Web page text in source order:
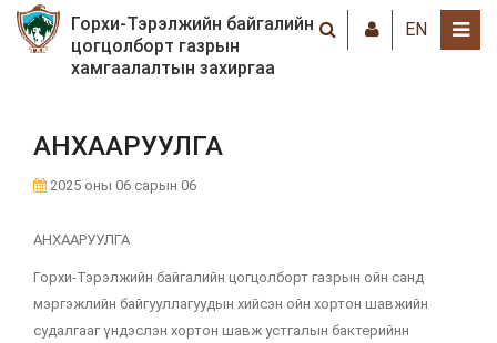
Горхи-Тэрэлжийн байгалийн
цогцолборт газрын
хамгаалалтын захиргаа
EN
АНХААРУУЛГА
2025 оны 06 сарын 06
АНХААРУУЛГА
Горхи-Тэрэлжийн байгалийн цогцолборт газрын ойн санд
мэргэжлийн байгууллагуудын хийсэн ойн хортон шавжийн
судалгааг үндэслэн хортон шавж устгалын бактерийнн